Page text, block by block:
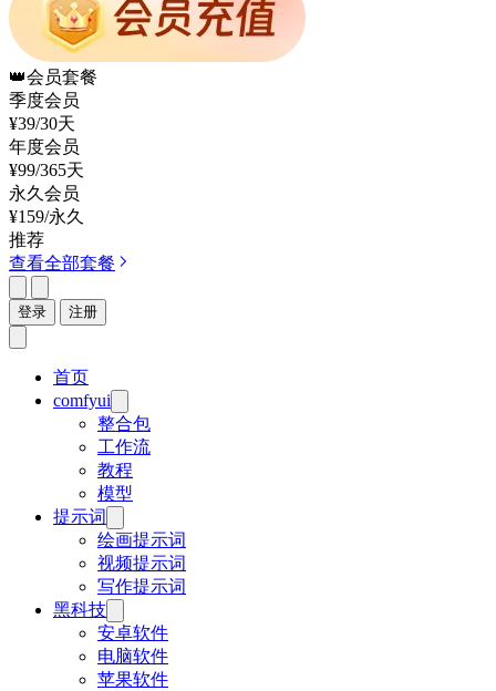
👑会员套餐
季度会员
¥39/30天
年度会员
¥99/365天
永久会员
¥159/永久
推荐
查看全部套餐
登录 注册
首页
comfyui
整合包
工作流
教程
模型
提示词
绘画提示词
视频提示词
写作提示词
黑科技
安卓软件
电脑软件
苹果软件